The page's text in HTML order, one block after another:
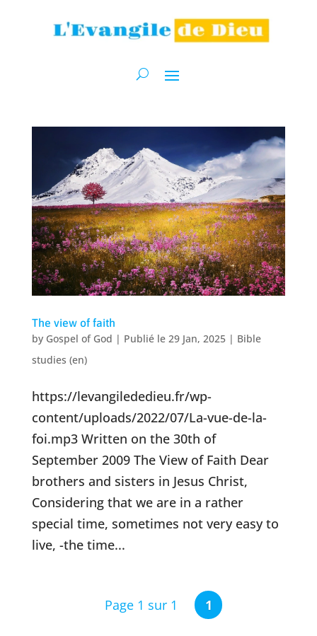
The view of faith
by Gospel of God | Publié le 29 Jan, 2025| Bible
studies (en)
https://levangilededieu.fr/wp-
content/uploads/2022/07/La-vue-de-la-
foi.mp3 Written on the 30th of
September 2009 The View of Faith Dear
brothers and sisters in Jesus Christ,
Considering that we are in a rather
special time, sometimes not very easy to
live, -the time...
Page 1 sur 1 1